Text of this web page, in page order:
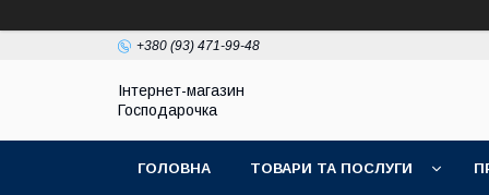
+380 (93) 471-99-48
Інтернет-магазин
Господарочка
ГОЛОВНА ТОВАРИ ТА ПОСЛУГИ